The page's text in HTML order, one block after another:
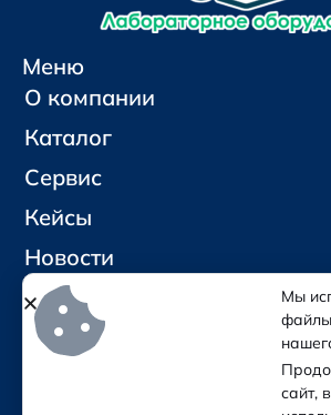
Меню
О компании
Каталог
Сервис
Кейсы
Новости
Контакты
Социальные сети и
Мы
сайт,